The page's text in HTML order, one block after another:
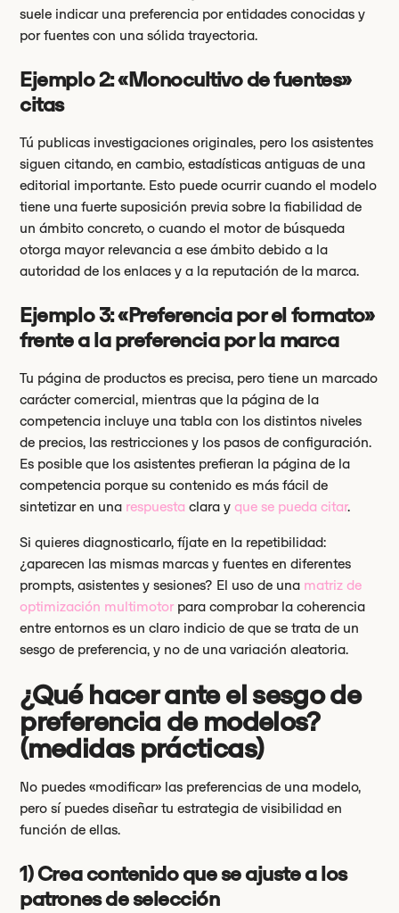
suele indicar una preferencia por entidades conocidas y
por fuentes con una sólida trayectoria.
Ejemplo 2: «Monocultivo de fuentes»
citas
Tú publicas investigaciones originales, pero los asistentes
siguen citando, en cambio, estadísticas antiguas de una
editorial importante. Esto puede ocurrir cuando el modelo
tiene una fuerte suposición previa sobre la fiabilidad de
un ámbito concreto, o cuando el motor de búsqueda
otorga mayor relevancia a ese ámbito debido a la
autoridad de los enlaces y a la reputación de la marca.
Ejemplo 3: «Preferencia por el formato»
frente a la preferencia por la marca
Tu página de productos es precisa, pero tiene un marcado
carácter comercial, mientras que la página de la
competencia incluye una tabla con los distintos niveles
de precios, las restricciones y los pasos de configuración.
Es posible que los asistentes prefieran la página de la
competencia porque su contenido es más fácil de
sintetizar en una respuesta clara yque se pueda citar.
Si quieres diagnosticarlo, fíjate en la repetibilidad:
¿aparecen las mismas marcas y fuentes en diferentes
prompts, asistentes y sesiones? El uso de una matriz de
optimización multimotorpara comprobar la coherencia
entre entornos es un claro indicio de que se trata de un
sesgo de preferencia, y no de una variación aleatoria.
¿Qué hacer ante el sesgo de
preferencia de modelos?
(medidas prácticas)
No puedes «modificar» las preferencias de una modelo,
pero sí puedes diseñar tu estrategia de visibilidad en
función de ellas.
1) Crea contenido que se ajuste a los
patrones de selección